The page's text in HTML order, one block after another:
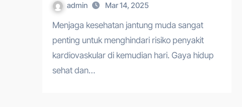
admin Mar 14, 2025
Menjaga kesehatan jantung muda sangat
penting untuk menghindari risiko penyakit
kardiovaskular di kemudian hari. Gaya hidup
sehat dan…